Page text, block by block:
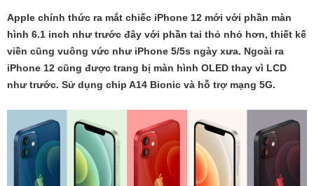
Apple chính thức ra mắt chiếc iPhone 12 mới với phần màn
hình 6.1 inch như trước đây với phần tai thỏ nhỏ hơn, thiết kế
viền cũng vuông vức như iPhone 5/5s ngày xưa. Ngoài ra
iPhone 12 cũng được trang bị màn hình OLED thay vì LCD
như trước. Sử dụng chip A14 Bionic và hỗ trợ mạng 5G.